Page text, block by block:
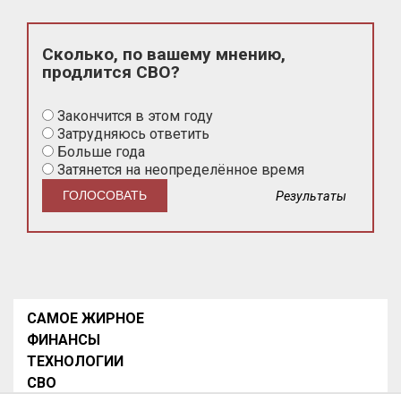
Сколько, по вашему мнению,
продлится СВО?
Закончится в этом году
Затрудняюсь ответить
Больше года
Затянется на неопределённое время
Результаты
САМОЕ ЖИРНОЕ
ФИНАНСЫ
ТЕХНОЛОГИИ
СВО